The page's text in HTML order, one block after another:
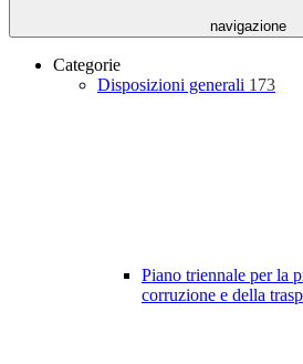
navigazione
Categorie
Disposizioni generali 173
Piano triennale per la
corruzione e della